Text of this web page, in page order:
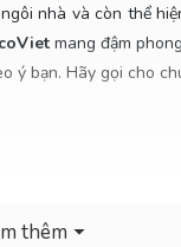
nhà và còn thể
mang đậm
bạn. Hãy gọi cho
thêm